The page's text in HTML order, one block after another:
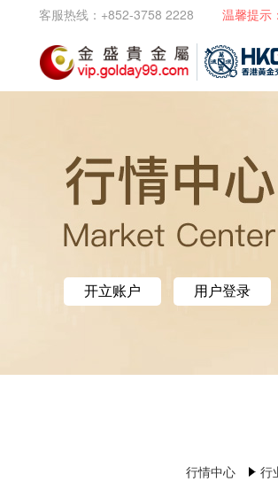
客服热线：+852-3758 2228 温馨提示
开立账户 用户登录
行情中心 行